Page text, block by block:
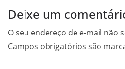
Deixe um
O seu endereço de e-mail não
Campos obrigatórios são